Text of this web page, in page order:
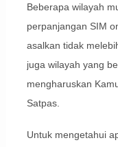
Beberapa wilayah
perpanjangan SIM
asalkan tidak
juga wilayah yang
mengharuskan
Satpas.
Untuk mengetahui